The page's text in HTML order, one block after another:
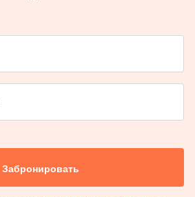
Забронировать